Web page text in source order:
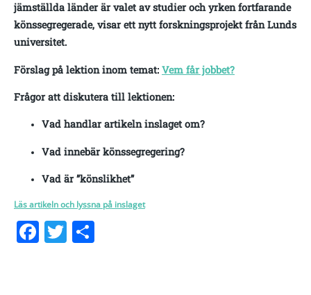
jämställda länder är valet av studier och yrken fortfarande
könssegregerade, visar ett nytt forskningsprojekt från Lunds
universitet.
Förslag på lektion inom temat: Vem får jobbet?
Frågor att diskutera till lektionen:
Vad handlar artikeln inslaget om?
Vad innebär könssegregering?
Vad är ”könslikhet”
Läs artikeln och lyssna på inslaget
Facebook
Twitter